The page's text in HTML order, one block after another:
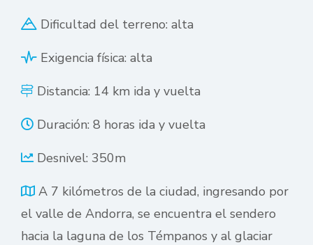
Dificultad del terreno: alta
Exigencia física: alta
Distancia: 14 km ida y vuelta
Duración: 8 horas ida y vuelta
Desnivel: 350m
A 7 kilómetros de la ciudad, ingresando por
el valle de Andorra, se encuentra el sendero
hacia la laguna de los Témpanos y al glaciar